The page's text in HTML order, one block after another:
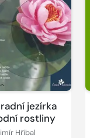
jezírka
rostliny
Hříbal